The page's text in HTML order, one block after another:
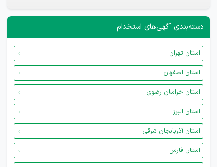
دسته‌بندی آگهی‌های استخدام
استان تهران
استان اصفهان
استان خراسان رضوی
استان البرز
استان آذربایجان شرقی
استان فارس